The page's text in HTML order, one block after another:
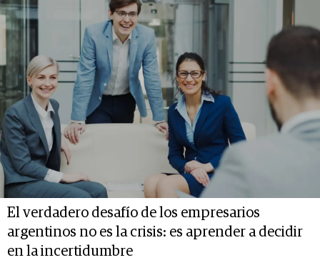
El verdadero desafío de los empresarios
argentinos no es la crisis: es aprender a decidir
en la incertidumbre